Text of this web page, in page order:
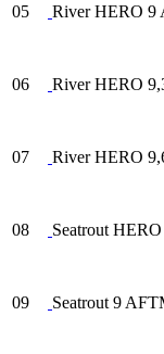
05 River HERO 9
06 River HERO
07 River HERO
08 Seatrout
09 Seatrout 9